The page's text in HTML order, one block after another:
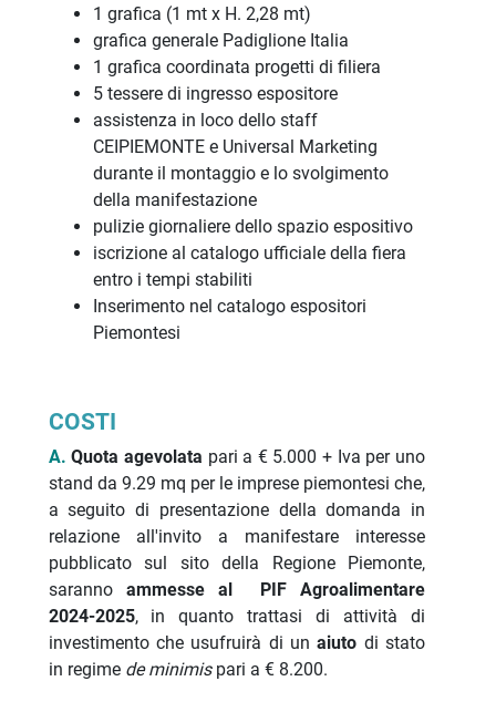
1 grafica (1 mt x H. 2,28 mt)
grafica generale Padiglione Italia
1 grafica coordinata progetti di filiera
5 tessere di ingresso espositore
assistenza in loco dello staff
CEIPIEMONTE e Universal Marketing
durante il montaggio e lo svolgimento
della manifestazione
pulizie giornaliere dello spazio espositivo
iscrizione al catalogo ufficiale della fiera
entro i tempi stabiliti
Inserimento nel catalogo espositori
Piemontesi
COSTI
A. Quota agevolata pari a € 5.000 + Iva per uno
stand da 9.29 mq per le imprese piemontesi che,
a seguito di presentazione della domanda in
relazione all'invito a manifestare interesse
pubblicato sul sito della Regione Piemonte,
saranno ammesse al PIF Agroalimentare
2024-2025, in quanto trattasi di attività di
investimento che usufruirà di unaiuto di stato
in regime de minimispari a € 8.200.